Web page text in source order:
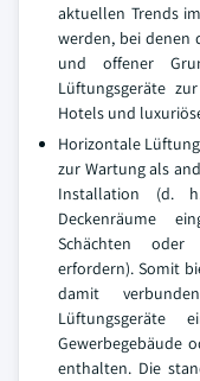
aktuellen Trends
werden, bei denen
und offener
Lüftungsgeräte
Hotels und
Horizontale
zur Wartung als
Installation (d.
Deckenräume
Schächten oder
erfordern). Somit
damit
Lüftungsgeräte
Gewerbegebäude
enthalten. Die